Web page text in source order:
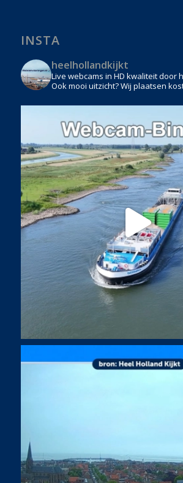
INSTA
heelhollandkijkt
Live webcams in HD kwaliteit door
Ook mooi uitzicht? Wij plaatsen